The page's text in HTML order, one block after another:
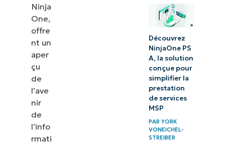
Ninja
One,
offre
nt un
aper
çu
de
l’ave
nir
de
l’info
rmati
Découvrez
NinjaOne PS
A, la solution
conçue pour
simplifier la
prestation
de services
MSP
PAR YORK
VONEICHEL-
STREIBER